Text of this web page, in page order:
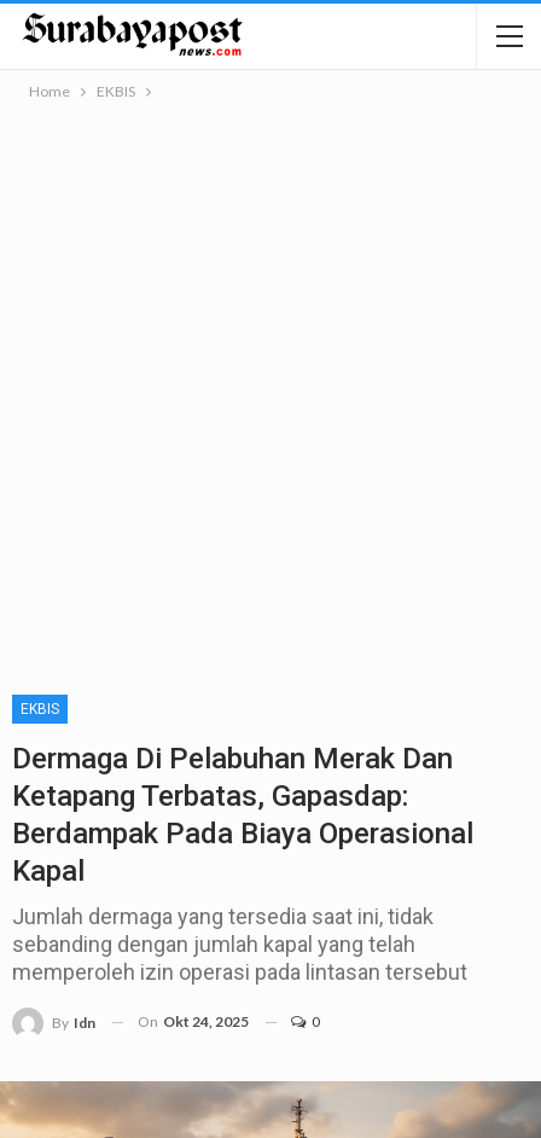
Home EKBIS
EKBIS
Dermaga Di Pelabuhan Merak Dan
Ketapang Terbatas, Gapasdap:
Berdampak Pada Biaya Operasional
Kapal
Jumlah dermaga yang tersedia saat ini, tidak
sebanding dengan jumlah kapal yang telah
memperoleh izin operasi pada lintasan tersebut
By Idn On Okt 24, 2025 0